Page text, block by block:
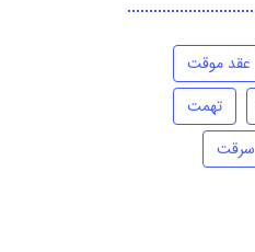
عقد موقت
تهمت
سرقت